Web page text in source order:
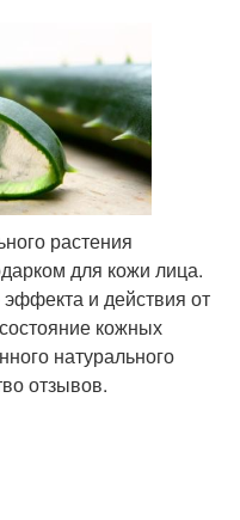
растения
для кожи лица.
и действия от
кожных
натурального
отзывов.